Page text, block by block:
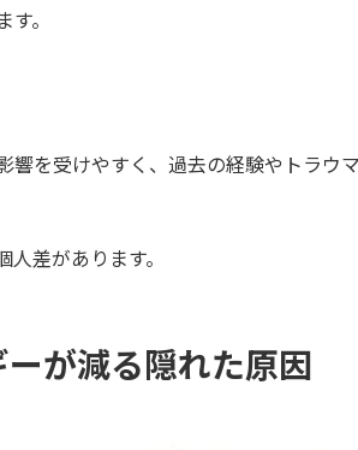
。
響を受けやすく、過去の経験やトラウ
差があります。
が減る隠れた原因